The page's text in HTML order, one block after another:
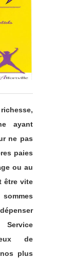
ayant
ne pas
paies
ou au
être vite
de
plus